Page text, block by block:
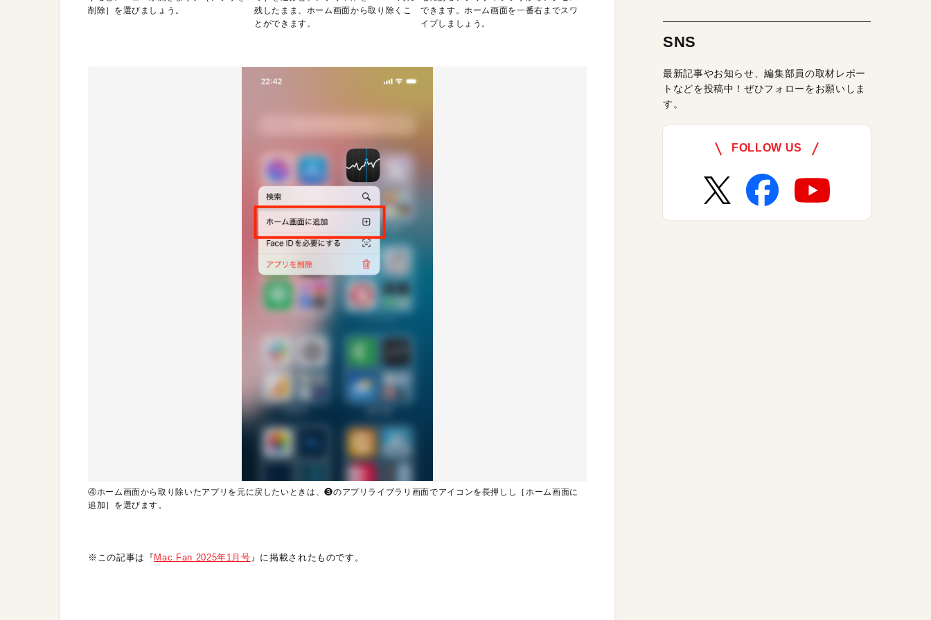
削除］を選びましょう。
残したまま、ホーム画面から取り除くこ
とができます。
できます。ホーム画面を一番右までスワ
イプしましょう。
④ホーム画面から取り除いたアプリを元に戻したいときは、❸のアプリライブラリ画面でアイコンを長押しし［ホーム画面に
追加］を選びます。
※この記事は『 Mac Fan 2025年1月号 』に掲載されたものです。
SNS
最新記事やお知らせ、編集部員の取材レポー
トなどを投稿中！ぜひフォローをお願いしま
す。
FOLLOW US